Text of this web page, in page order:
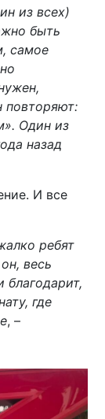
из всех)
быть
самое
повторяют:
Один из
назад
И все
ребят
весь
благодарит,
где
, –